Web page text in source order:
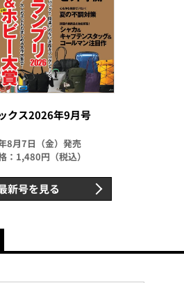
クス2026年9月号
8月7日（金）発売
：1,480円（税込）
新号を見る